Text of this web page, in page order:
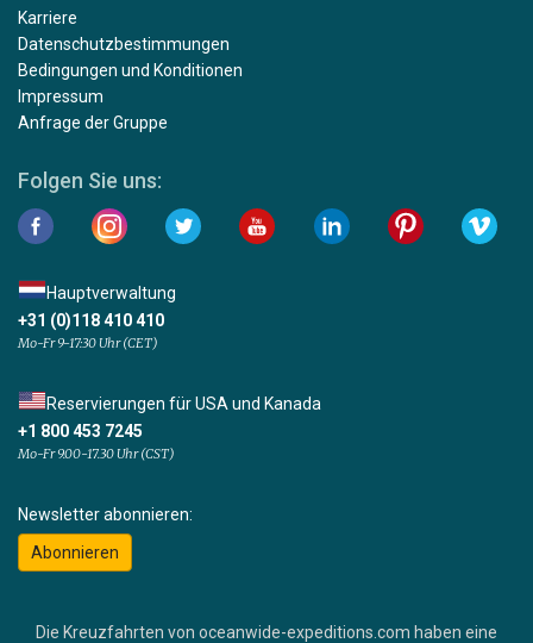
Karriere
Datenschutzbestimmungen
Bedingungen und Konditionen
Impressum
Anfrage der Gruppe
Folgen Sie uns:
Hauptverwaltung
+31 (0)118 410 410
Mo-Fr 9-17:30 Uhr (CET)
Reservierungen für USA und Kanada
+1 800 453 7245
Mo-Fr 9.00-17.30 Uhr (CST)
Newsletter abonnieren:
Abonnieren
Die Kreuzfahrten von oceanwide-expeditions.com haben eine